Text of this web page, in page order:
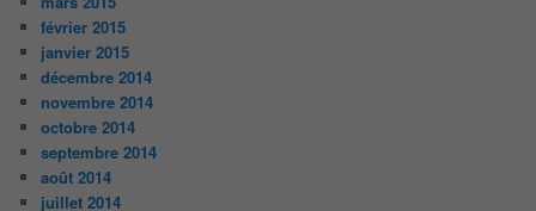
février 2015
janvier 2015
décembre 2014
novembre 2014
octobre 2014
septembre 2014
août 2014
juillet 2014